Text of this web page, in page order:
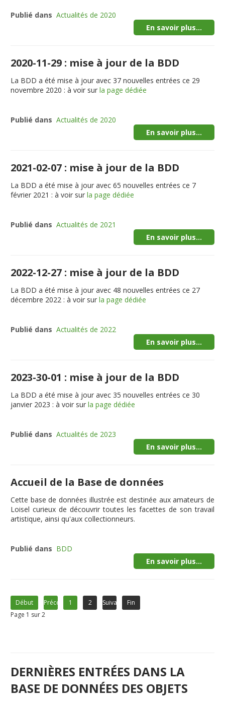
Publié dans Actualités de 2020
En savoir plus...
2020-11-29 : mise à jour de la BDD
La BDD a été mise à jour avec 37 nouvelles entrées ce 29
novembre 2020 : à voir surla page dédiée
Publié dans Actualités de 2020
En savoir plus...
2021-02-07 : mise à jour de la BDD
La BDD a été mise à jour avec 65 nouvelles entrées ce 7
février 2021 : à voir surla page dédiée
Publié dans Actualités de 2021
En savoir plus...
2022-12-27 : mise à jour de la BDD
La BDD a été mise à jour avec 48 nouvelles entrées ce 27
décembre 2022 : à voir surla page dédiée
Publié dans Actualités de 2022
En savoir plus...
2023-30-01 : mise à jour de la BDD
La BDD a été mise à jour avec 35 nouvelles entrées ce 30
janvier 2023 : à voir surla page dédiée
Publié dans Actualités de 2023
En savoir plus...
Accueil de la Base de données
Cette base de données illustréeest destinée aux amateurs de
Loisel curieux de découvrir toutes les facettes de son travail
artistique, ainsi qu'aux collectionneurs.
Publié dans BDD
En savoir plus...
Début Précédent1 2 Suivant
Fin
Page 1 sur 2
DERNIÈRES ENTRÉES DANS LA
BASE DE DONNÉES DES OBJETS